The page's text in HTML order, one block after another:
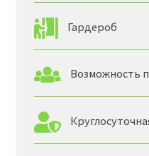
Гардероб
Возможность